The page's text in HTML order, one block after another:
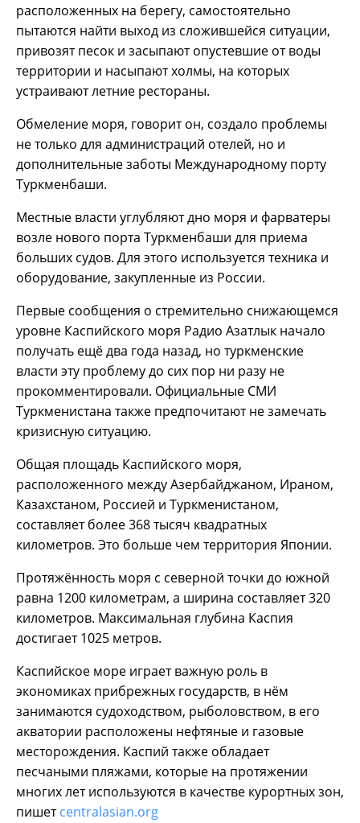
расположенных на берегу, самостоятельно
пытаются найти выход из сложившейся ситуации,
привозят песок и засыпают опустевшие от воды
территории и насыпают холмы, на которых
устраивают летние рестораны.
Обмеление моря, говорит он, создало проблемы
не только для администраций отелей, но и
дополнительные заботы Международному порту
Туркменбаши.
Местные власти углубляют дно моря и фарватеры
возле нового порта Туркменбаши для приема
больших судов. Для этого используется техника и
оборудование, закупленные из России.
Первые сообщения о стремительно снижающемся
уровне Каспийского моря Радио Азатлык начало
получать ещё два года назад, но туркменские
власти эту проблему до сих пор ни разу не
прокомментировали. Официальные СМИ
Туркменистана также предпочитают не замечать
кризисную ситуацию.
Общая площадь Каспийского моря,
расположенного между Азербайджаном, Ираном,
Казахстаном, Россией и Туркменистаном,
составляет более 368 тысяч квадратных
километров. Это больше чем территория Японии.
Протяжённость моря с северной точки до южной
равна 1200 километрам, а ширина составляет 320
километров. Максимальная глубина Каспия
достигает 1025 метров.
Каспийское море играет важную роль в
экономиках прибрежных государств, в нём
занимаются судоходством, рыболовством, в его
акватории расположены нефтяные и газовые
месторождения. Каспий также обладает
песчаными пляжами, которые на протяжении
многих лет используются в качестве курортных зон,
пишетcentralasian.org